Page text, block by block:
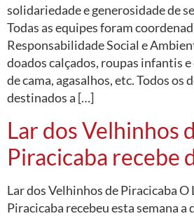
solidariedade e generosidade de
Todas as equipes foram
Responsabilidade Social e
doados calçados, roupas infantis
de cama, agasalhos, etc. Todos os
destinados a […]
Lar dos Velhinhos
Piracicaba recebe
Lar dos Velhinhos de Piracicaba
Piracicaba recebeu esta semana a